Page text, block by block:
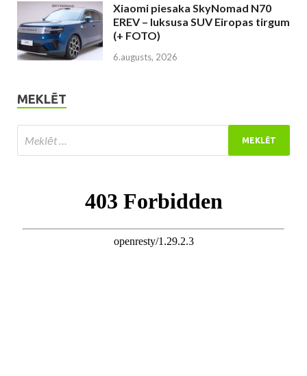
Xiaomi piesaka SkyNomad N70
EREV – luksusa SUV Eiropas tirgum
(+ FOTO)
6.augusts, 2026
MEKLĒT